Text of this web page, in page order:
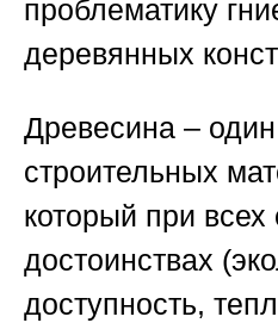
проблематику
деревянных
Древесина –
строительных
который при всех
достоинствах
доступность,